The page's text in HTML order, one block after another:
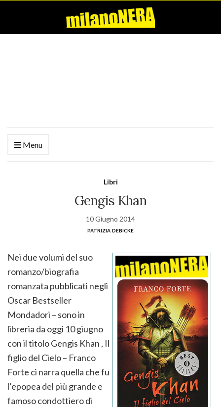
Menu
Libri
Gengis Khan
10 Giugno 2014
patrizia debicke
Nei due volumi del suo
romanzo/biografia
romanzata pubblicati negli
Oscar Bestseller
Mondadori – sono in
libreria da oggi 10 giugno
con il titolo Gengis Khan , Il
figlio del Cielo – Franco
Forte ci narra quella che fu
l’epopea del più grande e
famoso condottiero di